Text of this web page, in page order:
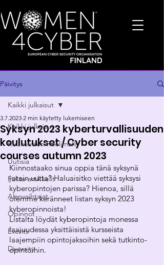
Päivitys
Kaikki julkaisut
Kuukauden Roolimalli
Uutisia
Fakta-artikkelit
Alanvaihtajat
Opinnot
Events
Diversity
Kaikki julkaisut
Syksyn 2023 kyberturvallisuuden
koulutukset / Cyber security
courses autumn 2023
3.7.2023 2 min käytetty lukemiseen
Kiinnostaako sinua oppia tänä syksynä
jotain uutta? Haluaisitko viettää syksysi
kyberopintojen parissa? Hienoa, sillä
olemme keränneet listan syksyn 2023
kyberopinnoista!
Listalta löydät kyberopintoja monessa
laajuudessa yksittäisistä kursseista
laajempiin opintojaksoihin sekä tutkinto-
opintoihin.